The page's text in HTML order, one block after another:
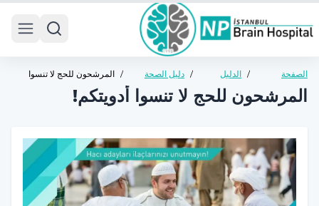
الصفحة
الرئيسية
/ الدليل
الصحي
/ دليل الصحة
/ المرشحون للحج لا تنسوا
أدويتكم!
المرشحون للحج لا تنسوا أدويتكم!